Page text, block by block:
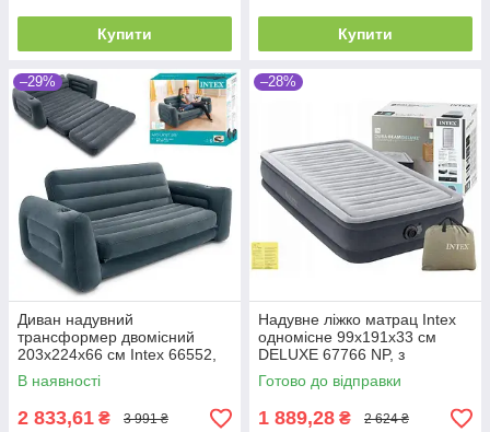
Купити Купити
–29%
Диван надувний
трансформер двомісний
203х224х66 см Intex 66552,
велюровий, двоспальний
В наявності
2 833,61 ₴ 3 991 ₴
–28%
Надувне ліжко матрац Intex
одномісне 99х191х33 см
DELUXE 67766 NP, з
вбудованим насосом 220V
Готово до відправки
1 889,28 ₴ 2 624 ₴